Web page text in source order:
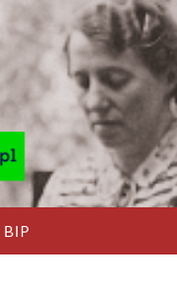
BIP